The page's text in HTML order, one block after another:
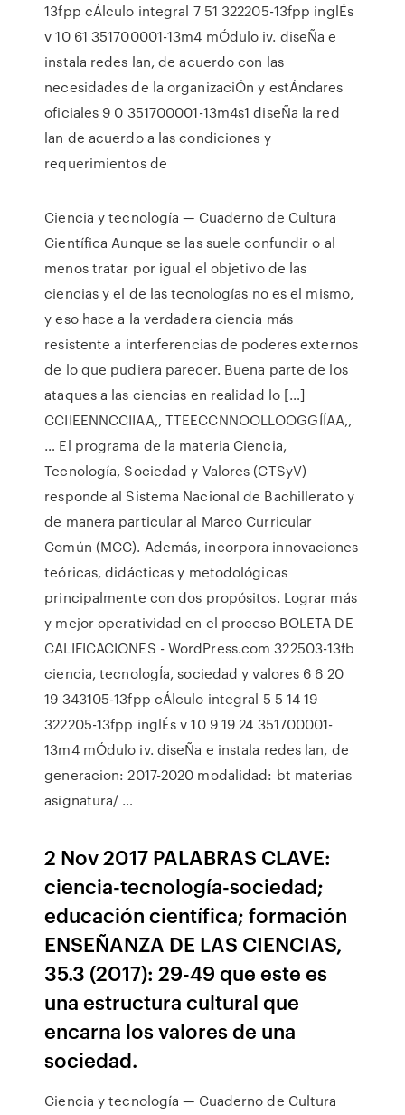
13fpp cÁlculo integral 7 51 322205-13fpp inglÉs
v 10 61 351700001-13m4 mÓdulo iv. diseÑa e
instala redes lan, de acuerdo con las
necesidades de la organizaciÓn y estÁndares
oficiales 9 0 351700001-13m4s1 diseÑa la red
lan de acuerdo a las condiciones y
requerimientos de
Ciencia y tecnología — Cuaderno de Cultura
Científica Aunque se las suele confundir o al
menos tratar por igual el objetivo de las
ciencias y el de las tecnologías no es el mismo,
y eso hace a la verdadera ciencia más
resistente a interferencias de poderes externos
de lo que pudiera parecer. Buena parte de los
ataques a las ciencias en realidad lo […]
CCIIEENNCCIIAA,, TTEECCNNOOLLOOGGÍÍAA,,
… El programa de la materia Ciencia,
Tecnología, Sociedad y Valores (CTSyV)
responde al Sistema Nacional de Bachillerato y
de manera particular al Marco Curricular
Común (MCC). Además, incorpora innovaciones
teóricas, didácticas y metodológicas
principalmente con dos propósitos. Lograr más
y mejor operatividad en el proceso BOLETA DE
CALIFICACIONES - WordPress.com 322503-13fb
ciencia, tecnologÍa, sociedad y valores 6 6 20
19 343105-13fpp cÁlculo integral 5 5 14 19
322205-13fpp inglÉs v 10 9 19 24 351700001-
13m4 mÓdulo iv. diseÑa e instala redes lan, de
generacion: 2017-2020 modalidad: bt materias
asignatura/ …
2 Nov 2017 PALABRAS CLAVE:
ciencia-tecnología-sociedad;
educación científica; formación
ENSEÑANZA DE LAS CIENCIAS,
35.3 (2017): 29-49 que este es
una estructura cultural que
encarna los valores de una
sociedad.
Ciencia y tecnología — Cuaderno de Cultura